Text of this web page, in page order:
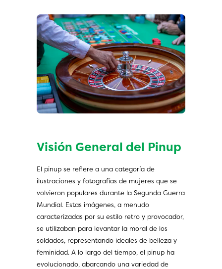
Visión General del Pinup
El pinup se refiere a una categoría de
ilustraciones y fotografías de mujeres que se
volvieron populares durante la Segunda Guerra
Mundial. Estas imágenes, a menudo
caracterizadas por su estilo retro y provocador,
se utilizaban para levantar la moral de los
soldados, representando ideales de belleza y
feminidad. A lo largo del tiempo, el pinup ha
evolucionado, abarcando una variedad de